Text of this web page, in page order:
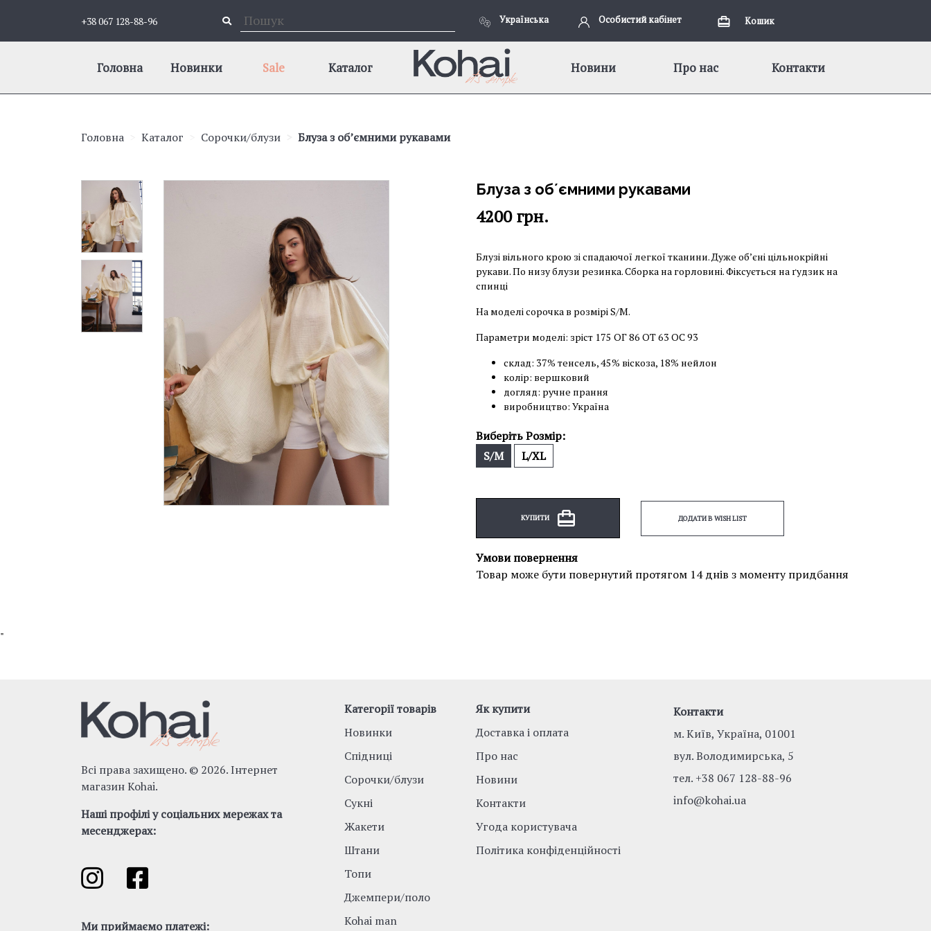
+38 067 128-88-96 Українська Особистий кабiнет Кошик
Головна Новинки Sale Каталог Новини Про нас Контакти
Головна Каталог Сорочки/блузи Блуза з обʼємними рукавами
Блуза з обʼємними рукавами
4200грн.
Блузі вільного крою зі спадаючої легкої тканини. Дуже обʼєні цільнокрійні
рукави. По низу блузи резинка. Сборка на горловині. Фіксується на ґудзик на
спинці
На моделі сорочка в розмірі S/M.
Параметри моделі: зріст 175 ОГ 86 ОТ 63 ОС 93
склад: 37% тенсель, 45% віскоза, 18% нейлон
колір: вершковий
догляд: ручне прання
виробництво: Україна
Виберіть Розмір:
S/M
L/XL
КУПИТИ ДОДАТИ В WISH LIST
Умови повернення
Товар може бути повернутий протягом 14 днів з моменту придбання
"
Всі права захищено. © 2026. Інтернет
магазин Kohai.
Наші профілі у соціальних мережах та
месенджерах:
Ми приймаємо платежі:
Категорії товарів
Новинки
Спідниці
Сорочки/блузи
Сукні
Жакети
Штани
Топи
Джемпери/поло
Kohai man
Як купити
Доставка і оплата
Про нас
Новини
Контакти
Угода користувача
Політика конфіденційності
Контакти
м. Київ, Україна, 01001
вул. Володимирська, 5
тел. +38 067 128-88-96
info@kohai.ua